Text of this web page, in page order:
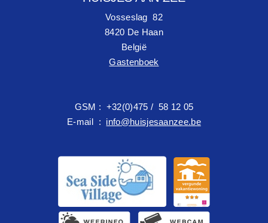
Vosseslag 82
8420 De Haan
België
Gastenboek
GSM : +32(0)475 / 58 12 05
E-mail : info@huisjesaanzee.be